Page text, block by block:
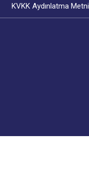
KVKK Aydınlatma Metni